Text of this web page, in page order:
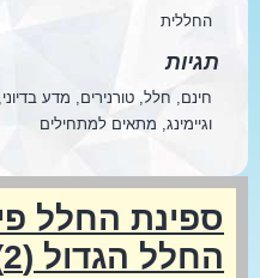
החללית
תגיות
חינם, חלל, טורנירים, מדע
וגיימינג, מתאים למתחילים
ספינת החלל
החלל הגדול (2)